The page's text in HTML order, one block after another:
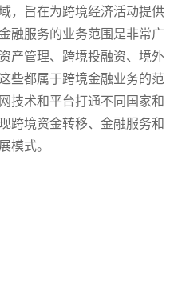
，旨在为跨境经济活动提供
融服务的业务范围是非常广
产管理、跨境投融资、境外
些都属于跨境金融业务的范
技术和平台打通不同国家和
跨境资金转移、金融服务和
模式。